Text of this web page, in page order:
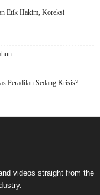
Etik Hakim, Koreksi
Peradilan Sedang Krisis?
videos straight from the